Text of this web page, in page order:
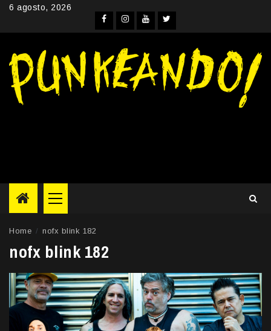
Skip6 agosto, 2026
Facebook
Instagram
YouTube
Twitter
Primary
Menu
Home nofx blink 182
nofx blink 182